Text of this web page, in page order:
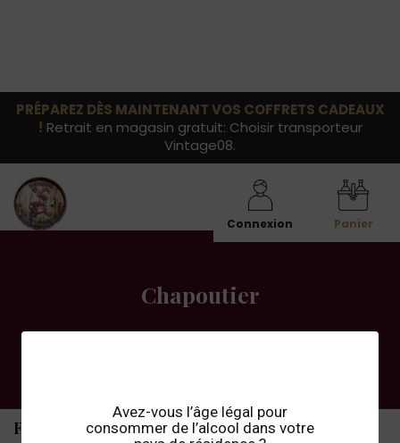
Avez-vous l’âge légal pour
consommer de l’alcool dans votre
PRÉPAREZ DÈS MAINTENANT VOS COFFRETS CADEAUX
! Retrait en magasin gratuit: Choisir transporteur
Vintage08.
Connexion Panier
Chapoutier
Filtres